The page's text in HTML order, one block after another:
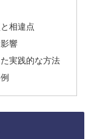
相違点
響
実践的な方法